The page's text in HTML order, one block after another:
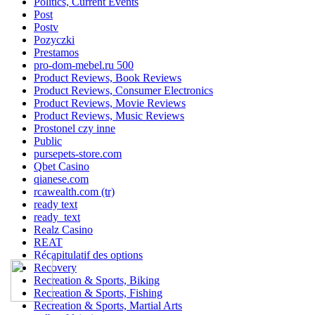
Post
Postv
Pozyczki
Prestamos
pro-dom-mebel.ru 500
Product Reviews, Book Reviews
Product Reviews, Consumer Electronics
Product Reviews, Movie Reviews
Product Reviews, Music Reviews
Prostonel czy inne
Public
pursepets-store.com
Qbet Casino
qianese.com
rcawealth.com (tr)
ready text
ready_text
Realz Casino
REAT
Récapitulatif des options
Recovery
Recreation & Sports, Biking
Recreation & Sports, Fishing
Recreation & Sports, Martial Arts